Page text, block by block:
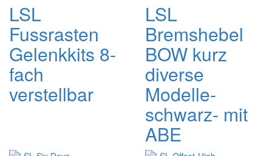
LSL
Fussrasten
Gelenkkits 8-
fach
verstellbar
LSL
Bremshebel
BOW kurz
diverse
Modelle-
schwarz- mit
ABE